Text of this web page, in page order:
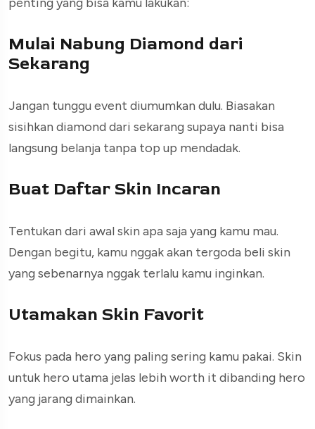
Mulai Nabung Diamond dari
Sekarang
Jangan tunggu event diumumkan dulu. Biasakan
sisihkan diamond dari sekarang supaya nanti bisa
langsung belanja tanpa top up mendadak.
Buat Daftar Skin Incaran
Tentukan dari awal skin apa saja yang kamu mau.
Dengan begitu, kamu nggak akan tergoda beli skin
yang sebenarnya nggak terlalu kamu inginkan.
Utamakan Skin Favorit
Fokus pada hero yang paling sering kamu pakai. Skin
untuk hero utama jelas lebih worth it dibanding hero
yang jarang dimainkan.